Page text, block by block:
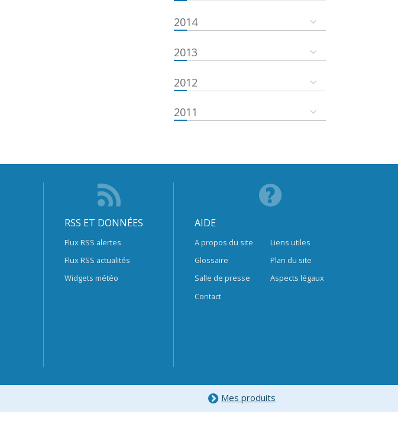
2014
2013
2012
2011
RSS ET DONNÉES
Flux RSS alertes
Flux RSS actualités
Widgets météo
AIDE
A propos du site
Glossaire
Salle de presse
Contact
Liens utiles
Plan du site
Aspects légaux
Mes produits